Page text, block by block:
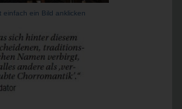
einfach ein Bild anklicken